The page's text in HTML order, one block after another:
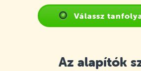
Válassz
Az alapítók